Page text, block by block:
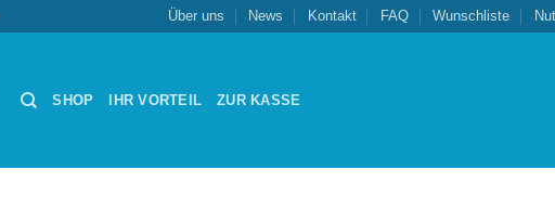
Über uns News Kontakt FAQ Wunschliste
SHOP IHR VORTEIL ZUR KASSE